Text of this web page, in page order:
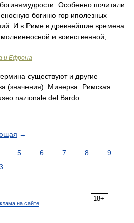
Особенно почитали
богиню гор иполезных
И в Риме в древнейшие времена
и воинственной,
и Ефрона
существуют и другие
(значения). Минерва. Римская
nazionale del Bardo …
→
5 6 7 8
9
18+
на сайте